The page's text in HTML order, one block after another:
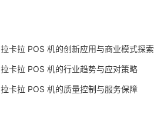
拉卡拉 POS 机的创新应用与商业模式探索
拉卡拉 POS 机的行业趋势与应对策略
拉卡拉 POS 机的质量控制与服务保障